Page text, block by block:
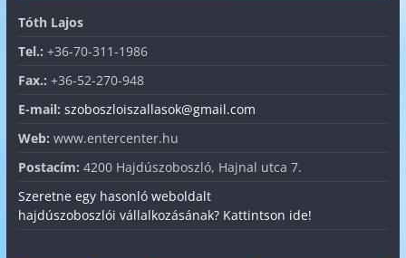
Tóth Lajos
Tel.: +36-70-311-1986
Fax.: +36-52-270-948
E-mail: szoboszloiszallasok@gmail.com
Web: www.entercenter.hu
Postacím: 4200 Hajdúszoboszló, Hajnal utca 7.
Szeretne egy hasonló weboldalt
hajdúszoboszlói vállalkozásának? Kattintson ide!